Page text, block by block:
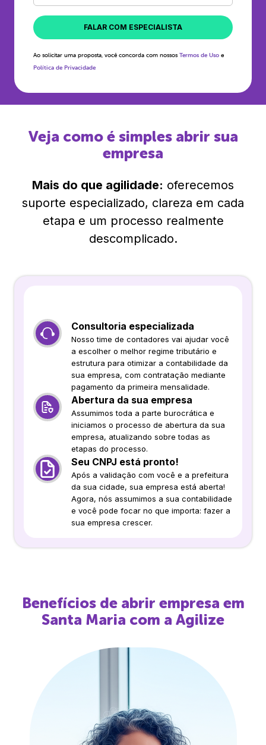
FALAR COM ESPECIALISTA
Ao solicitar uma proposta, você concorda com nossos Termos de Uso e
Política de Privacidade
Veja como é simples abrir sua
empresa
Mais do que agilidade: oferecemos
suporte especializado, clareza em cada
etapa e um processo realmente
descomplicado.
Consultoria especializada
Nosso time de contadores vai ajudar você
a escolher o melhor regime tributário e
estrutura para otimizar a contabilidade da
sua empresa, com contratação mediante
pagamento da primeira mensalidade.
Abertura da sua empresa
Assumimos toda a parte burocrática e
iniciamos o processo de abertura da sua
empresa, atualizando sobre todas as
etapas do processo.
Seu CNPJ está pronto!
Após a validação com você e a prefeitura
da sua cidade, sua empresa está aberta!
Agora, nós assumimos a sua contabilidade
e você pode focar no que importa: fazer a
sua empresa crescer.
Benefícios de abrir empresa em
Santa Maria com a Agilize